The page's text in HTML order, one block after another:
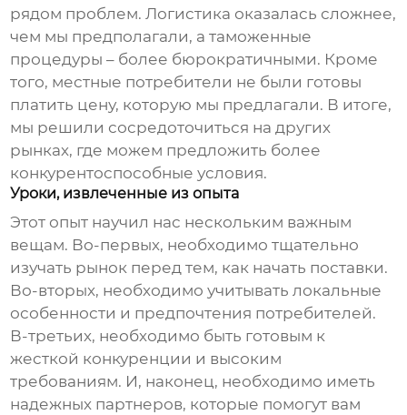
рядом проблем. Логистика оказалась сложнее,
чем мы предполагали, а таможенные
процедуры – более бюрократичными. Кроме
того, местные потребители не были готовы
платить цену, которую мы предлагали. В итоге,
мы решили сосредоточиться на других
рынках, где можем предложить более
конкурентоспособные условия.
Уроки, извлеченные из опыта
Этот опыт научил нас нескольким важным
вещам. Во-первых, необходимо тщательно
изучать рынок перед тем, как начать поставки.
Во-вторых, необходимо учитывать локальные
особенности и предпочтения потребителей.
В-третьих, необходимо быть готовым к
жесткой конкуренции и высоким
требованиям. И, наконец, необходимо иметь
надежных партнеров, которые помогут вам